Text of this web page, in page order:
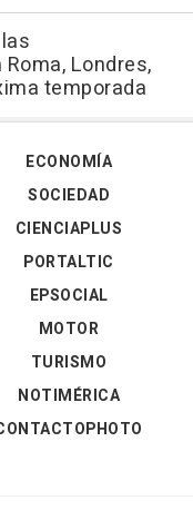
Londres,
temporada
ECONOMÍA
SOCIEDAD
CIENCIAPLUS
PORTALTIC
EPSOCIAL
MOTOR
TURISMO
NOTIMÉRICA